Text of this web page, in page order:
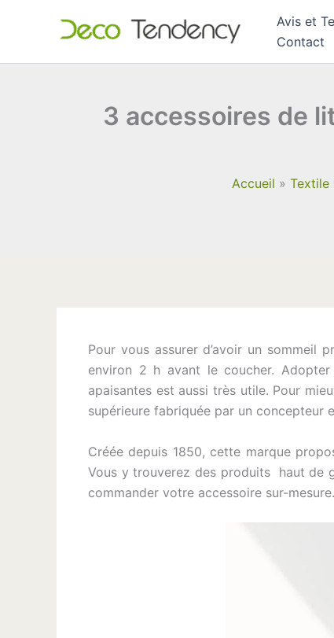
Avis et
Contact
3 accessoires de
Accueil Textile
Pour vous assurer d’avoir un sommeil
environ 2 h avant le coucher.
apaisantes est aussi très utile. Pour
supérieure fabriquée par un concepteur
Créée depuis 1850, cette marque
Vous y trouverez des produits haut de
commander votre accessoire sur-